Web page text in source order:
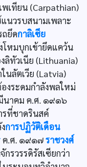
พเทียน (Carpathian)
นวรบสนามเพลาะ
ถยึดกาลิเซีย
หมบุกเข้ายึดแคว้น
ลิทัวเนีย (Lithuania)
นลัตเวีย (Latvia)
งระดมกำลังพลใหม่
นาคม ค.ศ. ๑๙๑๖
รที่ชาดรินสค์
การปฏิวัติเดือน
ค.ศ. ๑๙๑๗ราชวงศ์
กรวรรดิรัสเซียกว่า